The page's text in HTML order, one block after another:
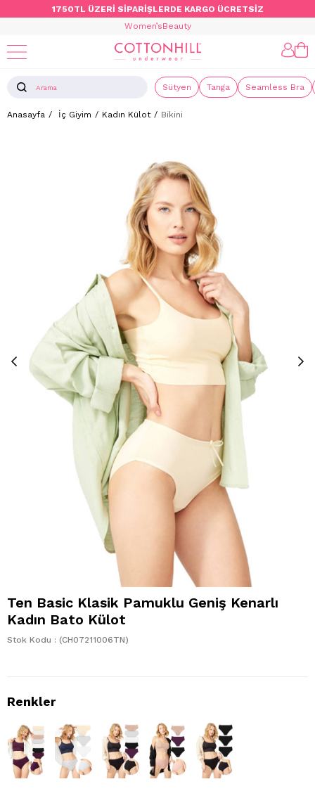
1750TL ÜZERİ SİPARİŞLERDE KARGO ÜCRETSİZ
Women’sBeauty
Sütyen Tanga Seamless Bra
Anasayfa İç Giyim Kadın Külot Bikini
Ten Basic Klasik Pamuklu Geniş Kenarlı
Kadın Bato Külot
Stok Kodu (CH07211006TN)